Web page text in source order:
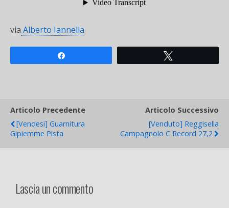
via Alberto Iannella
Articolo Precedente
[Vendesi] Guarnitura
Gipiemme Pista
Articolo Successivo
[venduto] Reggisella
Campagnolo C Record 27,2
Lascia un commento